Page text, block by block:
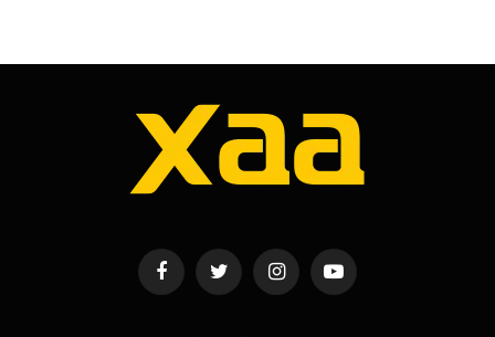
FacebookTwitter InstagramYouTube